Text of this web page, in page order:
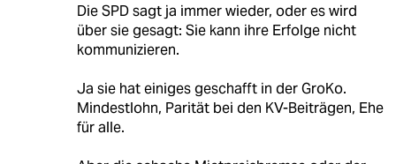
Die SPD sagt ja immer wieder, oder es wird
über sie gesagt: Sie kann ihre Erfolge nicht
kommunizieren.
Ja sie hat einiges geschafft in der GroKo.
Mindestlohn, Parität bei den KV-Beiträgen, Ehe
für alle.